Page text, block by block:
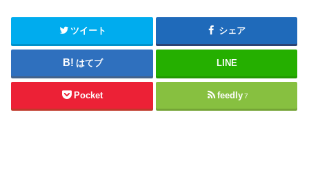
ツイート シェア
はてブ LINE
Pocket feedly 7